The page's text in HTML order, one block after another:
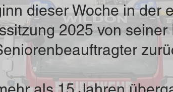
dieser Woche in der
2025 von seiner